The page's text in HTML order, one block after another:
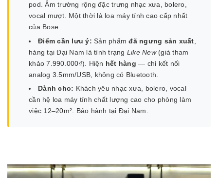
pod. Âm trường rộng đặc trưng nhạc xưa, bolero,
vocal mượt. Một thời là loa máy tính cao cấp nhất
của Bose.
Điểm cần lưu ý: Sản phẩmđã ngưng sản xuất
hàng tại Đại Nam là tình trạng Like New(giá tham
khảo 7.990.000₫). Hiện hết hàng — chỉ kết nối
analog 3.5mm/USB, không có Bluetooth.
Dành cho: Khách yêu nhạc xưa, bolero, vocal —
cần hệ loa máy tính chất lượng cao cho phòng làm
việc 12–20m². Bảo hành tại Đại Nam.